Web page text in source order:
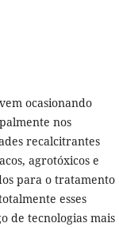
ocasionando
nos
recalcitrantes
agrotóxicos e
para o tratamento
esses
de tecnologias mais